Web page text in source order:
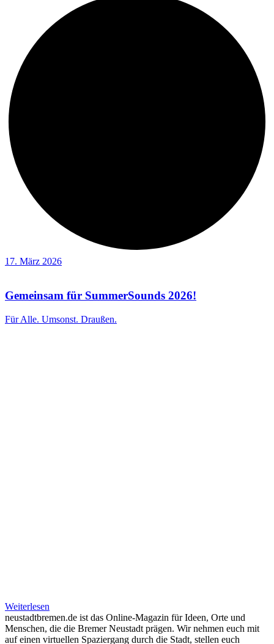
17. März 2026
Gemeinsam für SummerSounds 2026!
Für Alle. Umsonst. Draußen.
Weiterlesen
neustadtbremen.de ist das Online-Magazin für Ideen, Orte und
Menschen, die die Bremer Neustadt prägen. Wir nehmen euch mit
auf einen virtuellen Spaziergang durch die Stadt, stellen euch